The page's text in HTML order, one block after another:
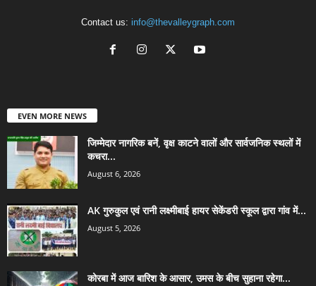
Contact us: info@thevalleygraph.com
EVEN MORE NEWS
जिम्मेदार नागरिक बनें, वृक्ष काटने वालों और सार्वजनिक स्थलों में
कचरा...
August 6, 2026
AK गुरुकुल एवं रानी लक्ष्मीबाई हायर सेकेंडरी स्कूल द्वारा गांव में...
August 5, 2026
कोरबा में आज बारिश के आसार, उमस के बीच सुहाना रहेगा...